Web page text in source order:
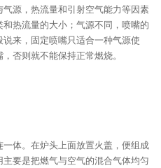
源，热流量和引射空气能力等因素
热流量的大小；气源不同，喷嘴的
来，固定喷嘴只适合一种气源使
否则就不能保持正常燃烧。
体。在炉头上面放置火盖，便组成
要是把燃气与空气的混合气体均匀